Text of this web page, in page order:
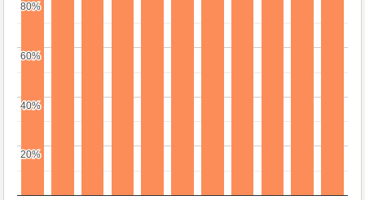
20%
20%
40%
40%
60%
60%
80%
80%